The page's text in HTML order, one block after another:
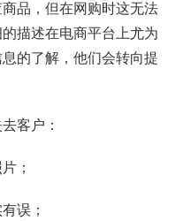
品，但在网购时这无法
描述在电商平台上尤为
的了解，他们会转向提
客户：
；
误；